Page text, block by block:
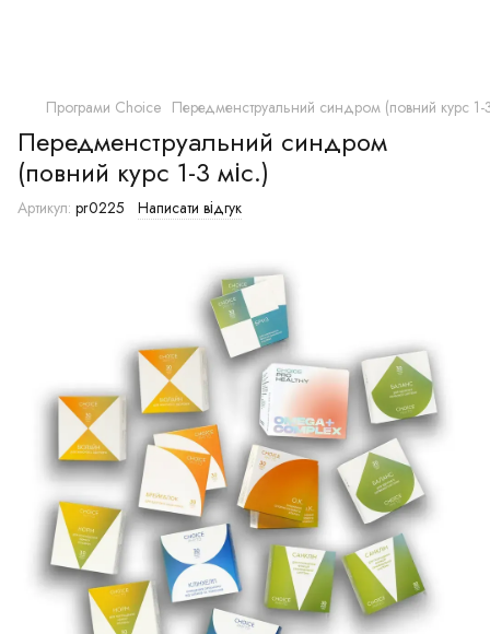
Програми Choice Передменструальний синдром (повний курс 1-
Передменструальний синдром
(повний курс 1-3 міс.)
Артикул: pr0225 Написати відгук